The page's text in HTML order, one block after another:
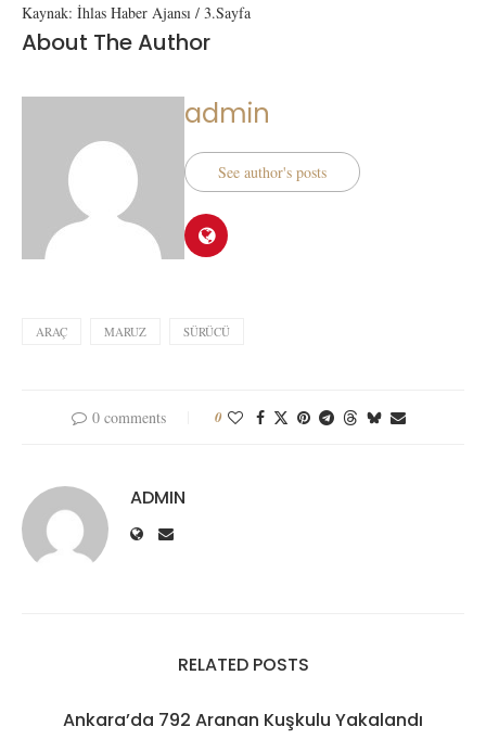
Kaynak: İhlas Haber Ajansı / 3.Sayfa
About The Author
admin
See author's posts
ARAÇ MARUZ SÜRÜCÜ
0 comments 0
ADMIN
RELATED POSTS
Ankara’da 792 Aranan Kuşkulu Yakalandı